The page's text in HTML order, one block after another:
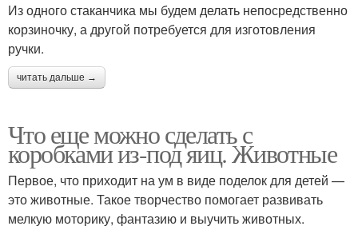
Из одного стаканчика мы будем делать непосредственно
корзиночку, а другой потребуется для изготовления
ручки.
читать дальше →
Что еще можно сделать с
коробками из-под яиц. Животные
Первое, что приходит на ум в виде поделок для детей —
это животные. Такое творчество помогает развивать
мелкую моторику, фантазию и выучить животных.